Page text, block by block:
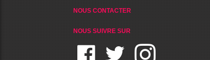
NOUS CONTACTER
NOUS SUIVRE SUR